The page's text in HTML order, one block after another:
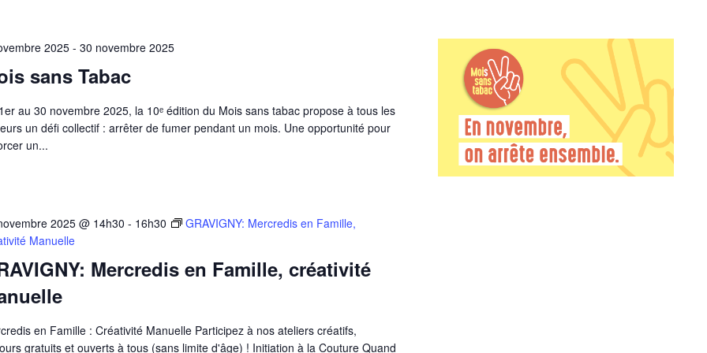
sans Tabac
2025- 30 novembre 2025
au 30 novembre 2025, la 10ᵉ édition du Mois sans tabac propose à tous les
un défi collectif : arrêter de fumer pendant un mois. Une opportunité pour
un...
Mercredis en Famille, créativité
2025 @ 14h30 - 16h30
GRAVIGNY: Mercredis en Famille,
Manuelle
en Famille : Créativité Manuelle Participez à nos ateliers créatifs,
gratuits et ouverts à tous (sans limite d'âge) ! Initiation à la Couture Quand